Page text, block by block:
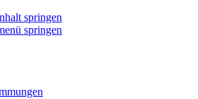
springen
springen